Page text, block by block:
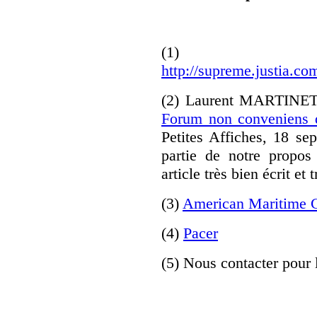
(1)
http://
(2) Laurent
Forum non
Petites Affiches, 18
partie de notre
article très bien écrit et
(3) American Maritime
(4) Pacer
(5) Nous contacter